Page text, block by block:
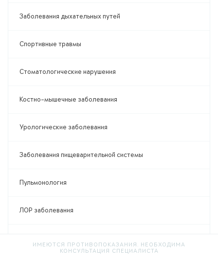
Заболевания дыхательных путей
Спортивные травмы
Стоматологические нарушения
Костно-мышечные заболевания
Урологические заболевания
Заболевания пищеварительной системы
Пульмонология
ЛОР заболевания
ИМЕЮТСЯ ПРОТИВОПОКАЗАНИЯ. НЕОБХОДИМА
КОНСУЛЬТАЦИЯ СПЕЦИАЛИСТА